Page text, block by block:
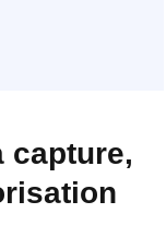
capture,